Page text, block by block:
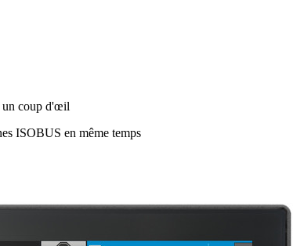
un coup d'œil
ISOBUS en même temps